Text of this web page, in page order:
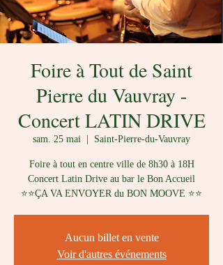
Foire à Tout de Saint
Pierre du Vauvray -
Concert LATIN DRIVE
sam. 25 mai Saint-Pierre-du-Vauvray
Foire à tout en centre ville de 8h30 à 18H
Concert Latin Drive au bar le Bon Accueil
⭐️⭐️ÇA VA ENVOYER du BON MOOVE ⭐️⭐️
Aucun billet en vente
Voir d'autres événements